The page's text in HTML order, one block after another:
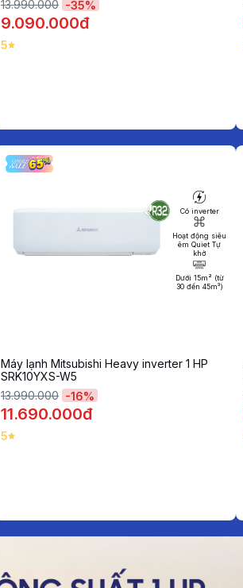
13.990.000 -35%
9.090.000đ
5
Có inverter
Hoạt động siêu
êm Quiet Tự
khở
Dưới 15m² (từ
30 đến 45m³)
Máy lạnh Mitsubishi Heavy inverter 1 HP
SRK10YXS-W5
13.990.000 -16%
11.690.000đ
5